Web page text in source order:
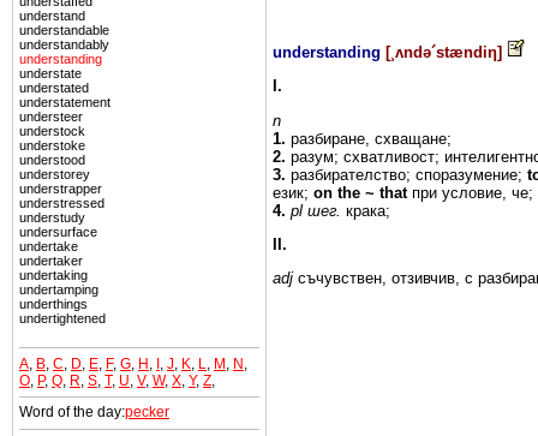
understand
understandable
understandably
understanding
understate
understated
understatement
understeer
understock
understoke
understood
understorey
understrapper
understressed
understudy
undersurface
undertake
undertaker
undertaking
undertamping
underthings
undertightened
A B C D E F, G H I J K L M N
O P, Q R S T, U V, W, X Y, Z
Word of the day:pecker
understanding [¸ʌndə´stændiη]
I.
n
1. разбиране, схващане;
2. разум; схватливост;
3. разбирателство; споразумение;
език; on the ~ thatпри условие, че;
4. pl шег. крака;
II.
adj съчувствен, отзивчив, с